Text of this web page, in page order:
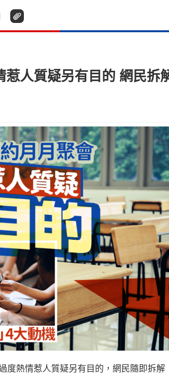
人質疑另有目的 網民
度熱情惹人質疑另有目的，網民隨即拆解